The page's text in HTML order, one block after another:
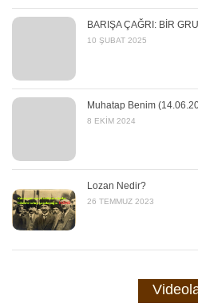
BARIŞA ÇAĞRI: BİR
10 ŞUBAT 2025
Muhatap Benim
8 EKIM 2024
Lozan Nedir?
26 TEMMUZ 2023